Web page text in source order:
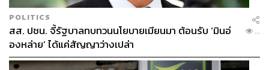
POLITICS
สส. ปชน. จี้รัฐบาลทบทวนนโยบายเมียนมา ต้อนรับ ‘มินอ่
องหล่าย’ ได้แค่สัญญาว่างเปล่า
...